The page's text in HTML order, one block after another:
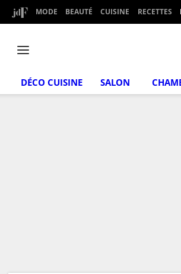
MODE BEAUTÉ CUISINE RECETTES
DÉCO CUISINE SALON